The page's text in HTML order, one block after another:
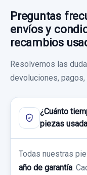
AUDI A3
AMBIENTE
Ref:913363
26,44 €
Sin IVA, gastos de
VOLANTE
Garantía 1 año
PUENTE
1K0505315BH
Preguntas
envíos y
recambios
Resolvemos las
devoluciones, pagos,
¿Cuánto
piezas
Todas nuestras
año de garantía .